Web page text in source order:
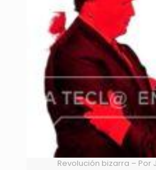
Revolución bizarra – Por